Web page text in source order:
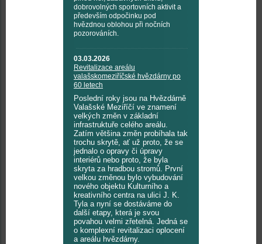
dobrovolných sportovních aktivit a
především odpočinku pod
hvězdnou oblohou při nočních
pozorováních.
03.03.2026
Revitalizace areálu
valašskomeziříčské hvězdárny po
60 letech
Poslední roky jsou na Hvězdárně
Valašské Meziříčí ve znamení
velkých změn v základní
infrastruktuře celého areálu.
Zatím většina změn probíhala tak
trochu skrytě, ať už proto, že se
jednalo o opravy či úpravy
interiérů nebo proto, že byla
skryta za hradbou stromů. První
velkou změnou bylo vybudování
nového objektu Kulturního a
kreativního centra na ulici J. K.
Tyla a nyní se dostáváme do
další etapy, která je svou
povahou velmi zřetelná. Jedná se
o komplexní revitalizaci oplocení
a areálu hvězdárny.